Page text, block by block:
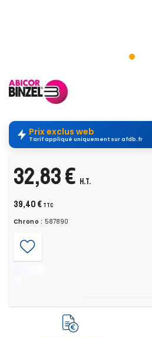
Prix exclus web
Tarif appliqué uniquement sur afdb.fr
32,83 € H.T.
39,40 € TTC
Chrono : 587890